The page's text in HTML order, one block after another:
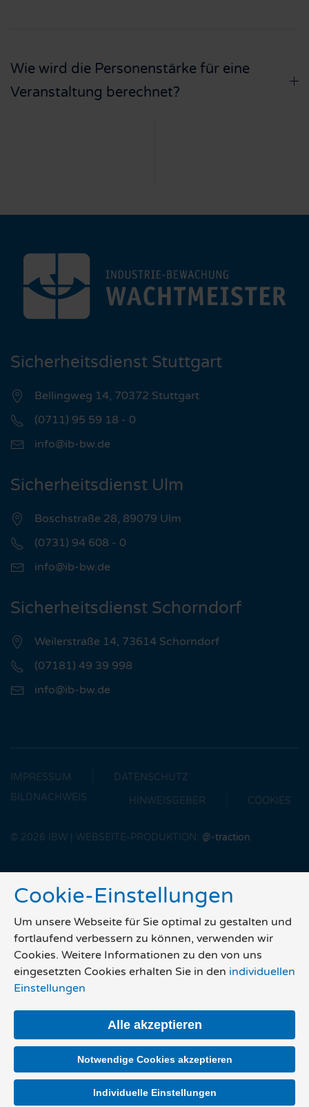
Wie wird die Personenstärke für eine
Veranstaltung berechnet?
Sicherheitsdienst Stuttgart
Bellingweg 14, 70372 Stuttgart
(0711) 95 59 18 - 0
info@ib-bw.de
Sicherheitsdienst Ulm
Boschstraße 28, 89079 Ulm
(0731) 94 608 - 0
info@ib-bw.de
Sicherheitsdienst Schorndorf
Weilerstraße 14, 73614 Schorndorf
(07181) 49 39 998
info@ib-bw.de
IMPRESSUM
DATENSCHUTZ
BILDNACHWEIS
HINWEISGEBER COOKIES
© 2026 IBW | WEBSEITE-PRODUKTION: @-traction.
Cookie-Einstellungen
Um unsere Webseite für Sie optimal zu gestalten und
fortlaufend verbessern zu können, verwenden wir
Cookies. Weitere Informationen zu den von uns
eingesetzten Cookies erhalten Sie in den individuellen
Einstellungen
Alle akzeptieren
Notwendige Cookies akzeptieren
Individuelle Einstellungen